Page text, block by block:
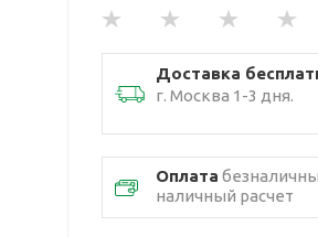
Доставка
г. Москва 1-3 дня.
Оплата
наличный расчет